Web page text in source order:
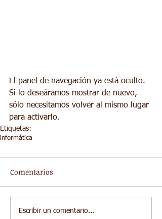
El panel de navegación ya está oculto.
Si lo deseáramos mostrar de nuevo,
sólo necesitamos volver al mismo lugar
para activarlo.
Etiquetas:
informática
Comentarios
Escribir un comentario...